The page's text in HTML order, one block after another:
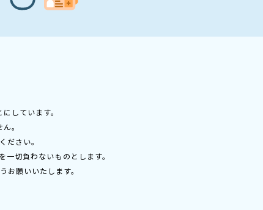
しています。
。
ださい。
切負わないものとします。
お願いいたします。